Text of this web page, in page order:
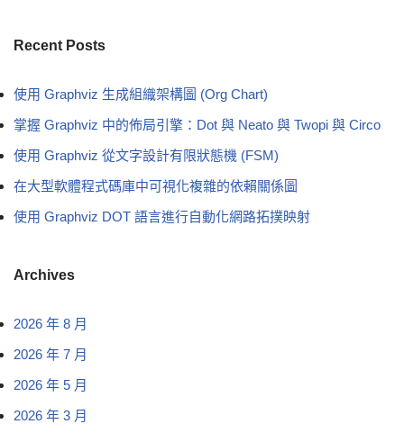
Recent Posts
使用 Graphviz 生成組織架構圖 (Org Chart)
掌握 Graphviz 中的佈局引擎：Dot 與 Neato 與 Twopi 與 Circo
使用 Graphviz 從文字設計有限狀態機 (FSM)
在大型軟體程式碼庫中可視化複雜的依賴關係圖
使用 Graphviz DOT 語言進行自動化網路拓撲映射
Archives
2026 年 8 月
2026 年 7 月
2026 年 5 月
2026 年 3 月